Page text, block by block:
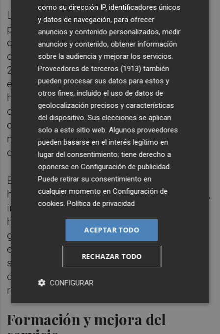
La seguridad ciudadana sigue siendo una
prioridad, reflejándose en la reducción de
denuncias por tenencia y consumo de
drogas, que han pasado de 323 en 2023 a
221 en 2024, gracias a una vigilancia activa
en parques y zonas sensibles. Además, se
han producido 73 detenciones por diversos
delitos y se han atendido 84 peleas y
conflictos vecinales, logrando identificar a
más de 70 personas implicadas en hechos
delictivos.
En cuanto a la seguridad vial, los agentes
han realizado 680 controles en la vía pública,
incluyendo pruebas de alcohol y drogas, y
han notificado 160 accidentes, sin heridos
graves registrados. También se han
elaborado 60 atestados por delitos contra la
seguridad vial y se ha trabajado en la mejora
de la señalización, con 52 intervenciones en
respuesta a demandas vecinales.
Formación y mejora del
como su dirección IP, identificadores únicos
y datos de navegación, para ofrecer
anuncios y contenido personalizados, medir
anuncios y contenido, obtener información
sobre la audiencia y mejorar los servicios.
Proveedores de terceros (1913) también
pueden procesar sus datos para estos y
otros fines, incluido el uso de datos de
geolocalización precisos y características
del dispositivo. Sus elecciones se aplican
solo a este sitio web. Algunos proveedores
pueden basarse en el interés legítimo en
lugar del consentimiento; tiene derecho a
oponerse enConfiguración de publicidad.
Puede retirar su consentimiento en
cualquier momento enConfiguración de
cookies.Política de privacidad
ACEPTAR TODO
RECHAZAR TODO
CONFIGURAR